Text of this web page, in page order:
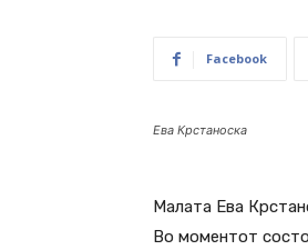
Facebook
Ева Крстаноска
Малата Ева
Во моментот